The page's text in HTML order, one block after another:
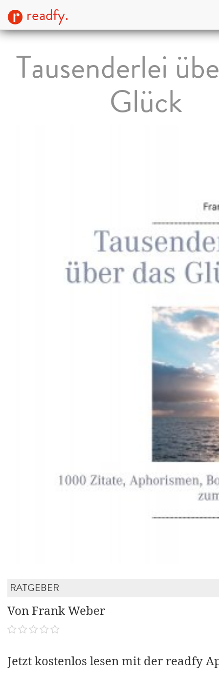
readfy.
Tausenderlei
Glück
RATGEBER
Von Frank Weber
Jetzt kostenlos lesen mit der readfy